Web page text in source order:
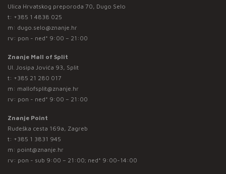
Ulica Hrvatskog preporoda 70, Dugo Selo
t: +385 1 4838 025
m: dugo.selo@znanje.hr
rv: pon - ned* 9:00 – 21:00
Znanje Mall of Split
Ul. Josipa Jovića 93, Split
t: +385 21 280 017
m: mallofsplit@znanje.hr
rv: pon - ned* 9:00 – 21:00
Znanje Point
Rudeška cesta 169a, Zagreb
t: +385 1 3831 945
m: point@znanje.hr
rv: pon - sub 9:00 – 21:00; ned* 9:00-14:00